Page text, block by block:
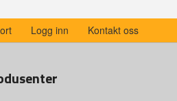
Logg inn Kontakt oss